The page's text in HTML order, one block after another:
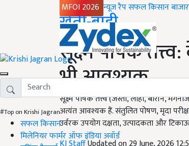
MFOI 2026 न्यूज़ रैपसफल किसानबाजार
#Top on Krishi Jagran
सफल किसान
मिलेनियर फार्मर ऑफ इंडिया अवॉर्ड
Home
खेती-बाड़ी
सूक्ष्म पोषक
भी आवश्यक
सूक्ष्म पोषक तत्त्व (जस्ता, लोहा, बोरॉन,
अत्यंत आवश्यक हैं. संतुलित पोषण, मृदा
उर्वरक उपयोग दक्षता, उत्पादकता और